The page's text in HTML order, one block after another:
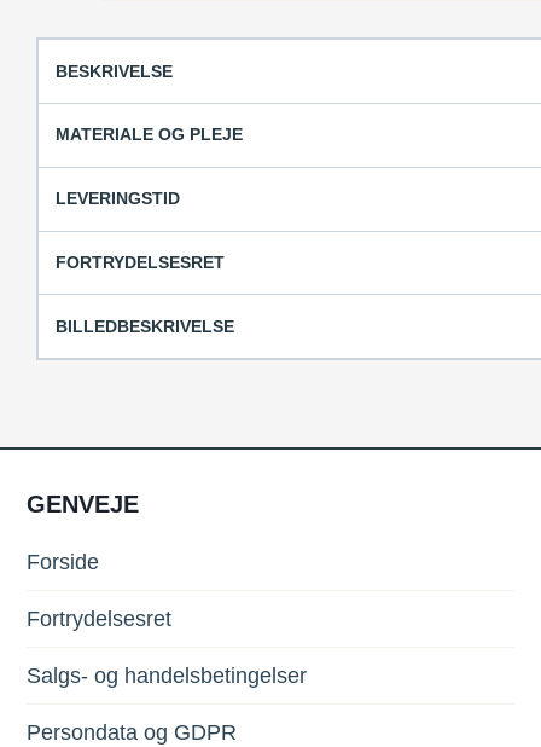
BESKRIVELSE
MATERIALE OG PLEJE
LEVERINGSTID
FORTRYDELSESRET
BILLEDBESKRIVELSE
GENVEJE
Forside
Fortrydelsesret
Salgs- og handelsbetingelser
Persondata og GDPR